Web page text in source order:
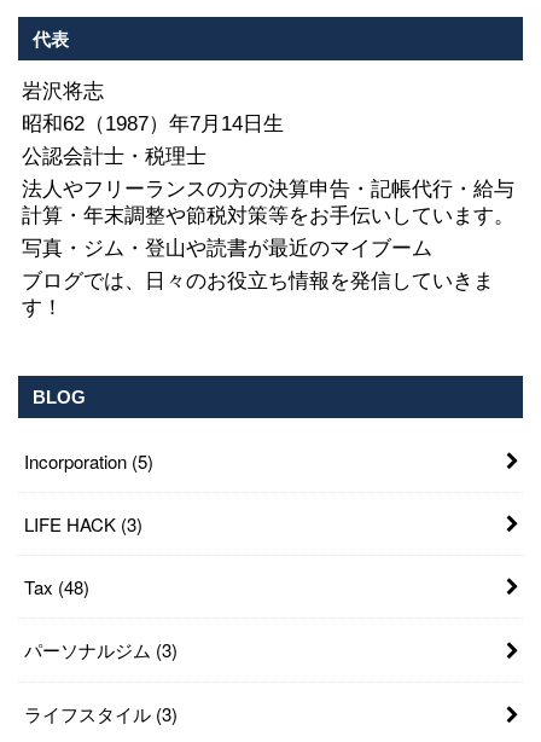
代表
岩沢将志
昭和62（1987）年7月14日生
公認会計士・税理士
法人やフリーランスの方の決算申告・記帳代行・給与
計算・年末調整や節税対策等をお手伝いしています。
写真・ジム・登山や読書が最近のマイブーム
ブログでは、日々のお役立ち情報を発信していきま
す！
BLOG
Incorporation (5)
LIFE HACK (3)
Tax (48)
パーソナルジム (3)
ライフスタイル (3)